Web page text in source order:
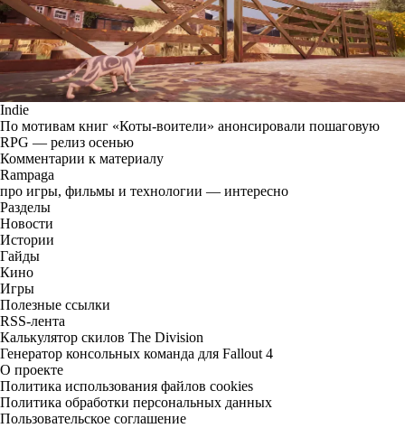
Indie
По мотивам книг «Коты-воители» анонсировали пошаговую
RPG — релиз осенью
Комментарии к материалу
Rampaga
про игры, фильмы и технологии — интересно
Разделы
Новости
Истории
Гайды
Кино
Игры
Полезные ссылки
RSS-лента
Калькулятор скилов The Division
Генератор консольных команда для Fallout 4
О проекте
Политика использования файлов cookies
Политика обработки персональных данных
Пользовательское соглашение